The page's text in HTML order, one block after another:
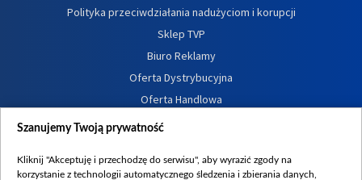
Polityka przeciwdziałania nadużyciom i korupcji
Sklep TVP
Biuro Reklamy
Oferta Dystrybucyjna
Oferta Handlowa
Dostępność
Procedura zgłoszeń wewnętrznych
Szanujemy Twoją prywatność
Kliknij "Akceptuję i przechodzę do serwisu", aby wyrazić zgody na
korzystanie z technologii automatycznego śledzenia i zbierania danych,